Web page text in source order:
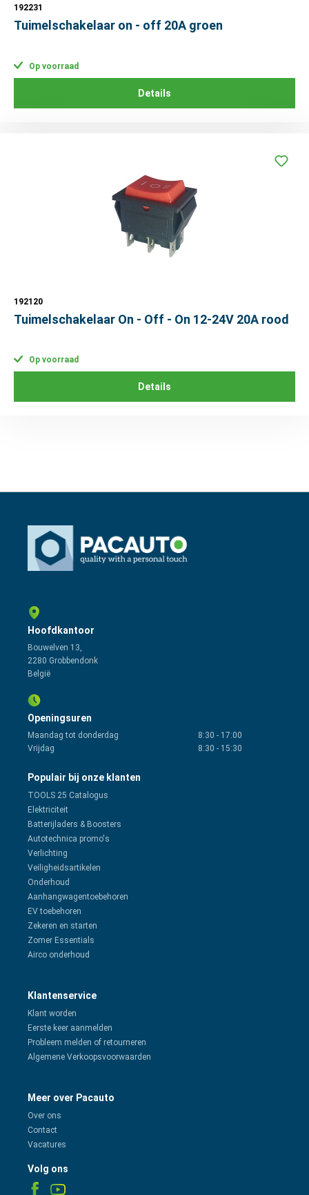
192231
Tuimelschakelaar on - off 20A groen
Op voorraad
Details
192120
Tuimelschakelaar On - Off - On 12-24V 20A rood
Op voorraad
Details
Hoofdkantoor
Bouwelven 13,
2280 Grobbendonk
België
Openingsuren
Maandag tot donderdag 8:30 - 17:00
Vrijdag
8:30 - 15:30
Populair bij onze klanten
TOOLS 25 Catalogus
Elektriciteit
Batterijladers & Boosters
Autotechnica promo's
Verlichting
Veiligheidsartikelen
Onderhoud
Aanhangwagentoebehoren
EV toebehoren
Zekeren en starten
Zomer Essentials
Airco onderhoud
Klantenservice
Klant worden
Eerste keer aanmelden
Probleem melden of retourneren
Algemene Verkoopsvoorwaarden
Meer over Pacauto
Over ons
Contact
Vacatures
Volg ons